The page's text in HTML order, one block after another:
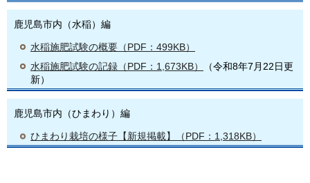
鹿児島市内（水稲）編
水稲施肥試験の概要（PDF：499KB）
水稲施肥試験の記録（PDF：1,673KB）
（令和8年7月22日更
新）
鹿児島市内（ひまわり）編
ひまわり栽培の様子【新規掲載】（PDF：1,318KB）